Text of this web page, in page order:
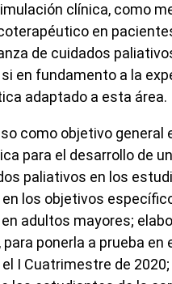
clínica, como
en
de cuidados
en fundamento a la
adaptado a esta área.
como objetivo
para el desarrollo de
paliativos en los
en los objetivos
adultos mayores;
ponerla a prueba
I Cuatrimestre de